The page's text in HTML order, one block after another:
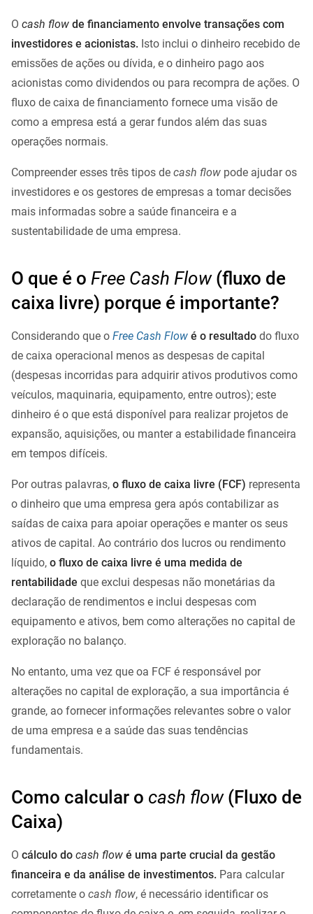
O cash flow de financiamento envolve transações com
investidores e acionistas. Isto inclui o dinheiro recebido de
emissões de ações ou dívida, e o dinheiro pago aos
acionistas como dividendos ou para recompra de ações. O
fluxo de caixa de financiamento fornece uma visão de
como a empresa está a gerar fundos além das suas
operações normais.
Compreender esses três tipos de cash flow pode ajudar os
investidores e os gestores de empresas a tomar decisões
mais informadas sobre a saúde financeira e a
sustentabilidade de uma empresa.
O que é o Free Cash Flow(fluxo de
caixa livre) porque é importante?
Considerando que o Free Cash Flow é o resultado do fluxo
de caixa operacional menos as despesas de capital
(despesas incorridas para adquirir ativos produtivos como
veículos, maquinaria, equipamento, entre outros); este
dinheiro é o que está disponível para realizar projetos de
expansão, aquisições, ou manter a estabilidade financeira
em tempos difíceis.
Por outras palavras, o fluxo de caixa livre (FCF) representa
o dinheiro que uma empresa gera após contabilizar as
saídas de caixa para apoiar operações e manter os seus
ativos de capital. Ao contrário dos lucros ou rendimento
líquido, o fluxo de caixa livre é uma medida de
rentabilidade que exclui despesas não monetárias da
declaração de rendimentos e inclui despesas com
equipamento e ativos, bem como alterações no capital de
exploração no balanço.
No entanto, uma vez que oa FCF é responsável por
alterações no capital de exploração, a sua importância é
grande, ao fornecer informações relevantes sobre o valor
de uma empresa e a saúde das suas tendências
fundamentais.
Como calcular o cash flow(Fluxo de
Caixa)
O cálculo do cash flow é uma parte crucial da gestão
financeira e da análise de investimentos. Para calcular
corretamente o cash flow, é necessário identificar os